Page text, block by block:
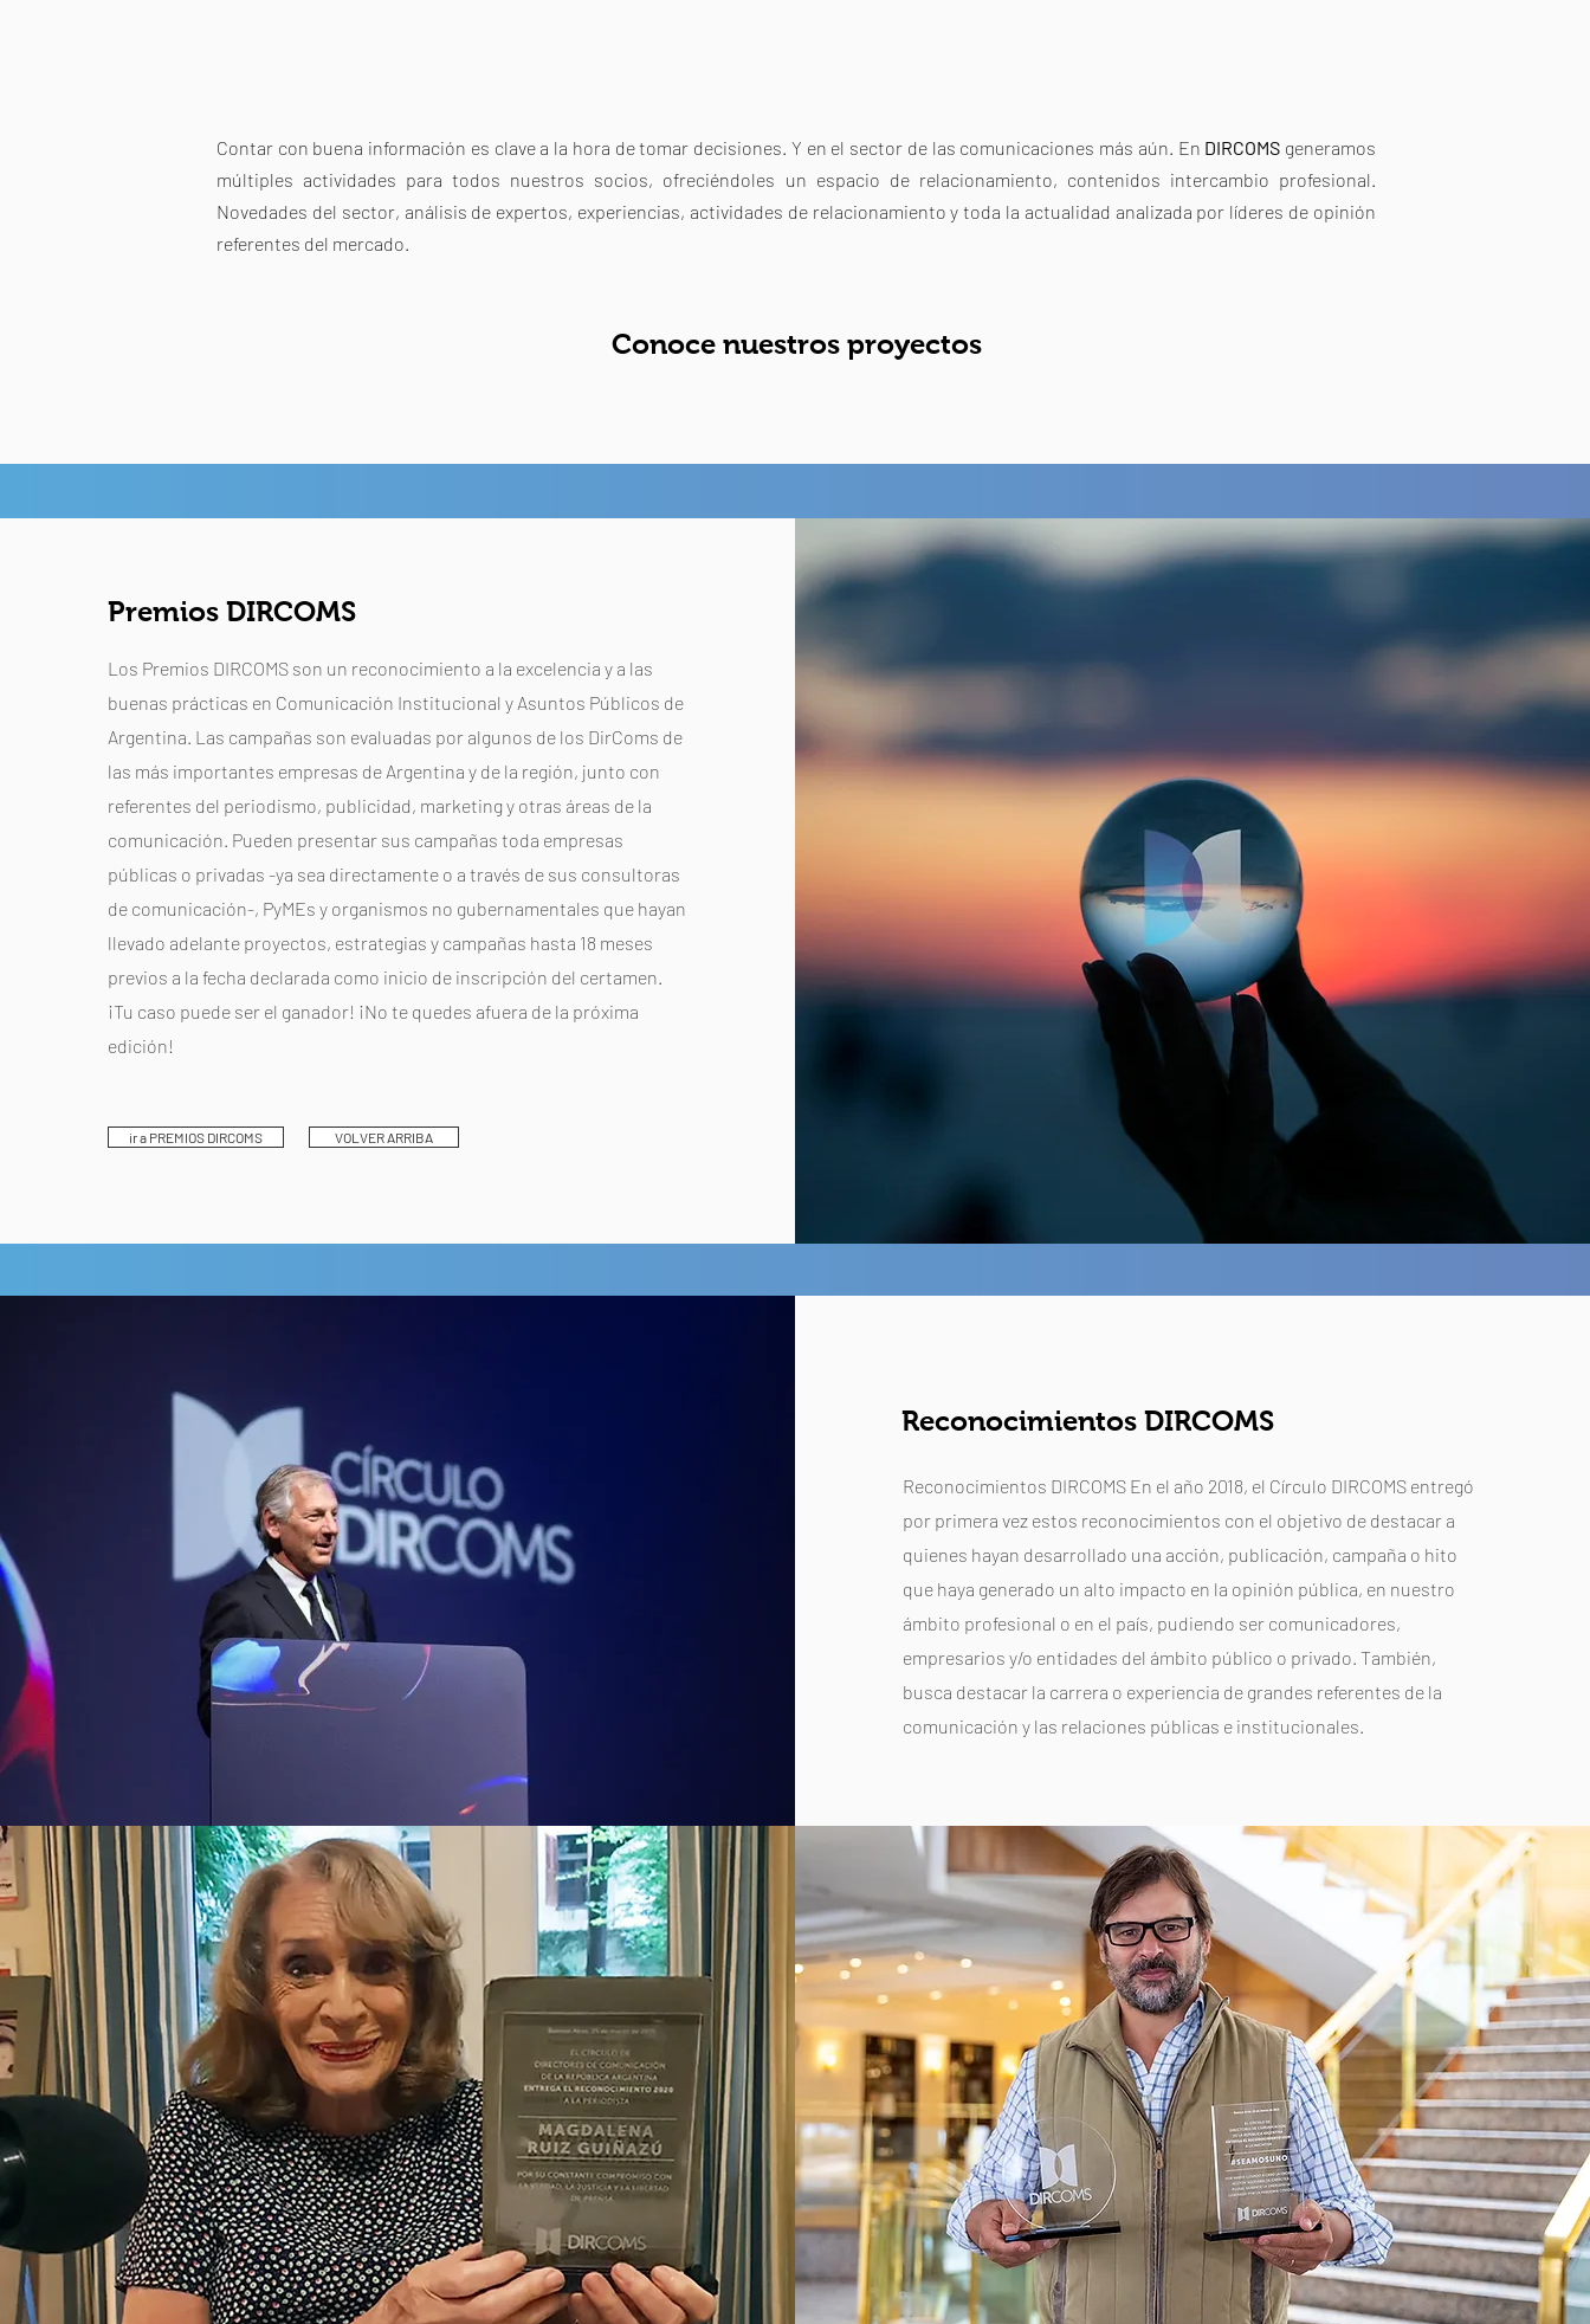
Contar con buena información es clave a la hora de tomar decisiones. Y en el sector de las comunicaciones más aún. En DIRCOMS generamos
múltiples actividades para todos nuestros socios, ofreciéndoles un espacio de relacionamiento, contenidos intercambio profesional.
Novedades del sector, análisis de expertos, experiencias, actividades de relacionamiento y toda la actualidad analizada por líderes de opinión
referentes del mercado.
Conoce nuestros proyectos
Premios DIRCOMS
Los Premios DIRCOMS son un reconocimiento a la excelencia y a las
buenas prácticas en Comunicación Institucional y Asuntos Públicos de
Argentina. Las campañas son evaluadas por algunos de los DirComs de
las más importantes empresas de Argentina y de la región, junto con
referentes del periodismo, publicidad, marketing y otras áreas de la
comunicación. Pueden presentar sus campañas toda empresas
públicas o privadas -ya sea directamente o a través de sus consultoras
de comunicación-, PyMEs y organismos no gubernamentales que hayan
llevado adelante proyectos, estrategias y campañas hasta 18 meses
previos a la fecha declarada como inicio de inscripción del certamen.
¡Tu caso puede ser el ganador! ¡No te quedes afuera de la próxima
edición!
ir a PREMIOS DIRCOMS VOLVER ARRIBA
Reconocimientos DIRCOMS
Reconocimientos DIRCOMS En el año 2018, el Círculo DIRCOMS entregó
por primera vez estos reconocimientos con el objetivo de destacar a
quienes hayan desarrollado una acción, publicación, campaña o hito
que haya generado un alto impacto en la opinión pública, en nuestro
ámbito profesional o en el país, pudiendo ser comunicadores,
empresarios y/o entidades del ámbito público o privado. También,
busca destacar la carrera o experiencia de grandes referentes de la
comunicación y las relaciones públicas e institucionales.